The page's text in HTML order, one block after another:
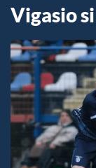
Vigasio